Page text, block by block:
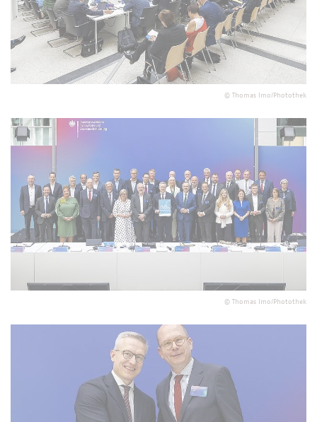
© Thomas Imo/Photothek
© Thomas Imo/Photothek